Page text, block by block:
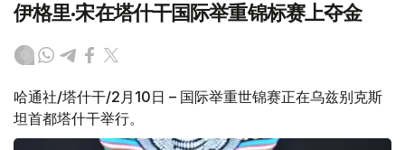
伊格里·宋在塔什干国际举重锦标赛上夺金
哈通社/塔什干/2月10日 – 国际举重世锦赛正在乌兹别克斯
坦首都塔什干举行。